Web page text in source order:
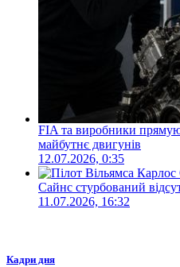
FIA та виробники
майбутнє двигунів
12.07.2026, 0:35
Сайнс стурбований
11.07.2026, 16:32
Кадри дня